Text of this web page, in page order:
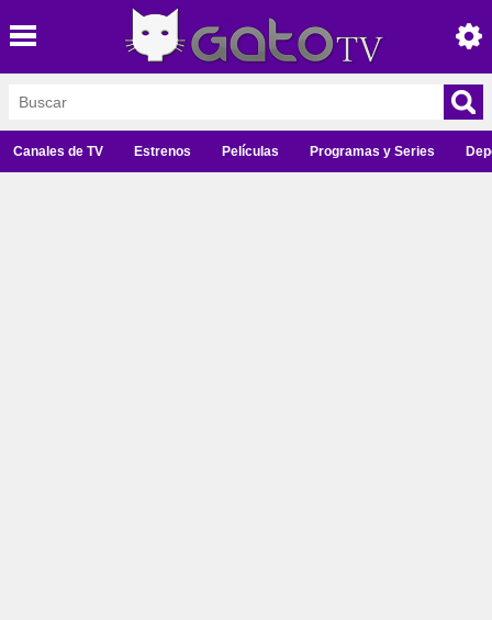
Canales de TV Estrenos Películas Programas y Series